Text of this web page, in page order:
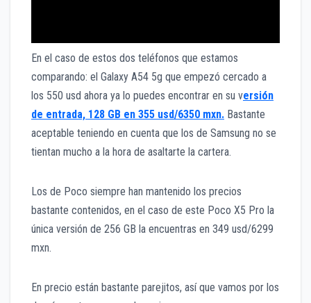
En el caso de estos dos teléfonos que estamos
comparando: el Galaxy A54 5g que empezó cercado a
los 550 usd ahora ya lo puedes encontrar en su versión
de entrada, 128 GB en 355 usd/6350 mxn. Bastante
aceptable teniendo en cuenta que los de Samsung no se
tientan mucho a la hora de asaltarte la cartera.
Los de Poco siempre han mantenido los precios
bastante contenidos, en el caso de este Poco X5 Pro la
única versión de 256 GB la encuentras en 349 usd/6299
mxn.
En precio están bastante parejitos, así que vamos por los